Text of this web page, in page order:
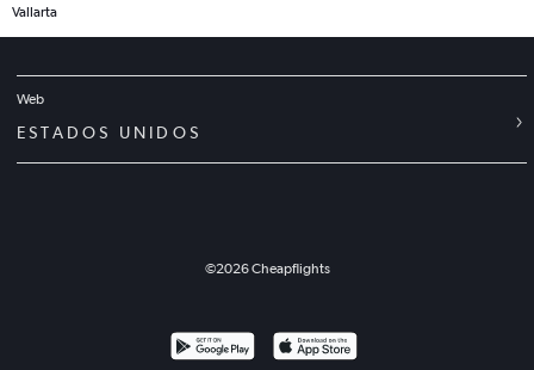
Vallarta
Web
ESTADOS UNIDOS
©2026Cheapflights